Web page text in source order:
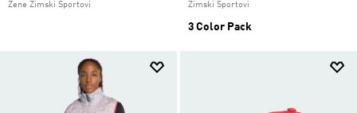
Žene Zimski Sportovi Zimski Sportovi
3 Color Pack